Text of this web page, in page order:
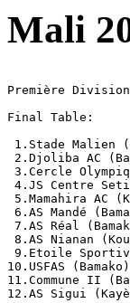
Mali
Première Division
Final Table:
1.Stade Malien
2.Djoliba AC
3.Cercle Olympique
4.JS Centre Setif Keita
5.Mamahira AC (Kati)
6.AS Mandé
7.AS Réal (Bamako)
8.AS Nianan (Koulikoro)
9.Etoile Sportive
10.USFAS (Bamako)
11.Commune II (Bamako)
12.AS Sigui (Kayès)